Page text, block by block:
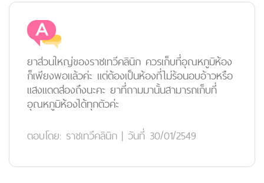
ยาส่วนใหญ่ของราชเทวีคลินิก ควรเก็บที่อุณหภูมิห้อง
ก็เพียงพอแล้วค่ะ แต่ต้องเป็นห้องที่ไม่ร้อนอบอ้าวหรือ
แสงแดดส่องถึงนะคะ ยาที่ถามมานั้นสามารถเก็บที่
อุณหภูมิห้องได้ทุกตัวค่ะ
ตอบโดย: ราชเทวีคลินิก | วันที่ 30/01/2549